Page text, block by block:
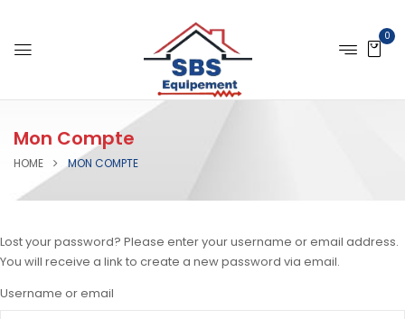
0
Mon Compte
HOME MON COMPTE
Lost your password? Please enter your username or email address.
You will receive a link to create a new password via email.
Username or email